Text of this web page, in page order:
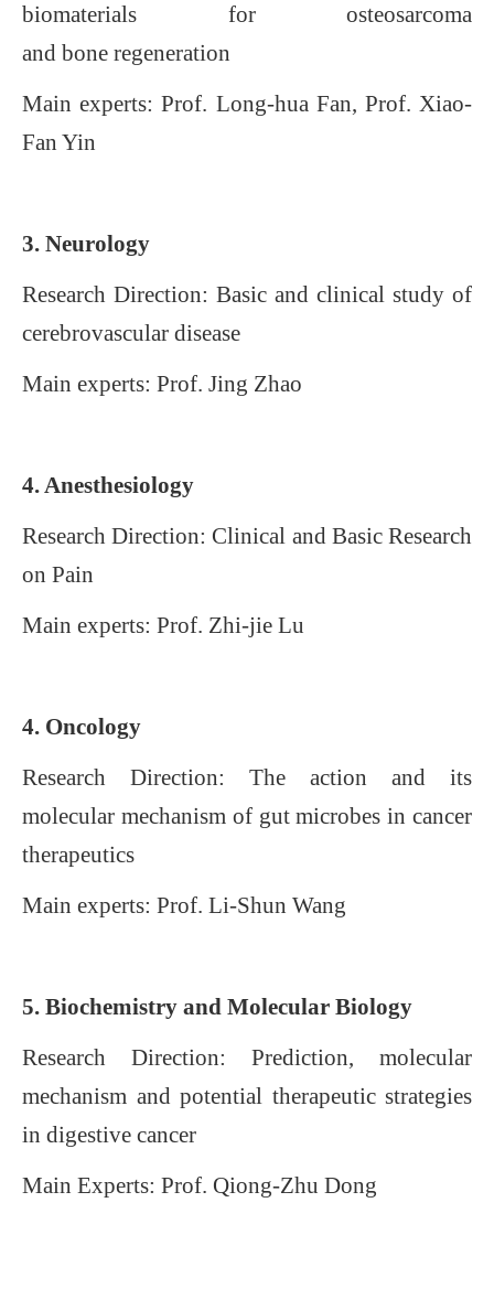
biomaterials for osteosarcoma
and bone regeneration
Main experts: Prof. Long-hua Fan, Prof. Xiao-
Fan Yin
3. Neurology
Research Direction: Basic and clinical study of
cerebrovascular disease
Main experts: Prof. Jing Zhao
4. Anesthesiology
Research Direction: Clinical and Basic Research
on Pain
Main experts: Prof. Zhi-jie Lu
4. Oncology
Research Direction: The action and its
molecular mechanism of gut microbes in cancer
therapeutics
Main experts: Prof. Li-Shun Wang
5. Biochemistry and Molecular Biology
Research Direction: Prediction, molecular
mechanism and potential therapeutic strategies
in digestive cancer
Main Experts: Prof. Qiong-Zhu Dong